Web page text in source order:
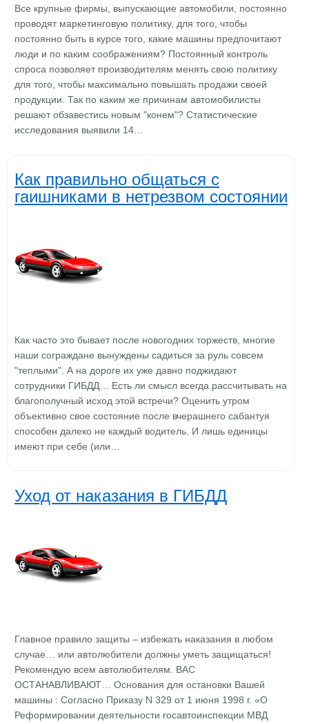
Все крупные фирмы, выпускающие автомобили, постоянно
проводят маркетинговую политику, для того, чтобы
постоянно быть в курсе того, какие машины предпочитают
люди и по каким соображениям? Постоянный контроль
спроса позволяет производителям менять свою политику
для того, чтобы максимально повышать продажи своей
продукции. Так по каким же причинам автомобилисты
решают обзавестись новым "конем"? Статистические
исследования выявили 14…
Как правильно общаться с
гаишниками в нетрезвом состоянии
Как часто это бывает после новогодних торжеств, многие
наши сограждане вынуждены садиться за руль совсем
"теплыми". А на дороге их уже давно поджидают
сотрудники ГИБДД… Есть ли смысл всегда рассчитывать на
благополучный исход этой встречи? Оценить утром
объективно свое состояние после вчерашнего сабантуя
способен далеко не каждый водитель. И лишь единицы
имеют при себе (или…
Уход от наказания в ГИБДД
Главное правило защиты – избежать наказания в любом
случае… или автолюбители должны уметь защищаться!
Рекомендую всем автолюбителям. ВАС
ОСТАНАВЛИВАЮТ… Основания для остановки Вашей
машины : Согласно Приказу N 329 от 1 июня 1998 г. «О
Реформировании деятельности госавтоинспекции МВД